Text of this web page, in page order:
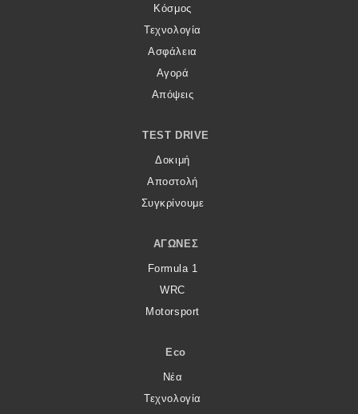
Κόσμος
Τεχνολογία
Ασφάλεια
Αγορά
Απόψεις
TEST DRIVE
Δοκιμή
Αποστολή
Συγκρίνουμε
ΑΓΏΝΕΣ
Formula 1
WRC
Motorsport
Eco
Νέα
Τεχνολογία